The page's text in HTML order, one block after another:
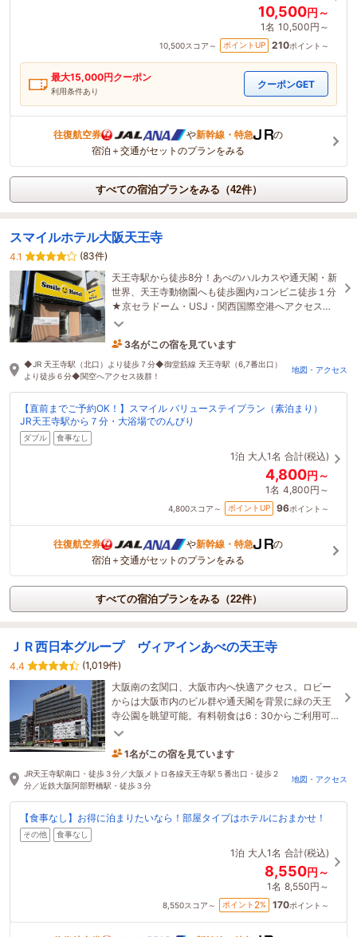
10,500円～
1名 10,500円～
10,500スコア～ ポイントUP 210ポイント～
最大15,000円クーポン
利用条件あり
クーポンGET
往復航空券 や新幹線・特急
の
宿泊＋交通がセットのプランをみる
すべての宿泊プランをみる（42件）
スマイルホテル大阪天王寺
4.1
(83件)
天王寺駅から徒歩8分！あべのハルカスや通天閣・新
世界、天王寺動物園へも徒歩圏内♪コンビニ徒歩１分
★京セラドーム・USJ・関西国際空港へアクセス抜
群！
3名がこの宿を見ています
たった今予約されました
◆JR 天王寺駅（北口）より徒歩７分◆御堂筋線 天王寺駅（6,7番出口）
より徒歩６分◆関空へアクセス抜群！
地図・アクセス
【直前までご予約OK！】スマイル バリューステイプラン（素泊まり）
JR天王寺駅から７分・大浴場でのんびり
ダブル 食事なし
1泊 大人1名 合計(税込)
4,800円～
1名 4,800円～
4,800スコア～ ポイントUP 96ポイント～
往復航空券 や新幹線・特急
の
宿泊＋交通がセットのプランをみる
すべての宿泊プランをみる（22件）
ＪＲ西日本グループ ヴィアインあべの天王寺
4.4
(1,019件)
大阪南の玄関口、大阪市内へ快適アクセス。ロビー
からは大阪市内のビル群や通天閣を背景に緑の天王
寺公園を眺望可能。有料朝食は6：30からご利用可
能。
1名がこの宿を見ています
たった今予約されました
JR天王寺駅南口・徒歩３分／大阪メトロ各線天王寺駅５番出口・徒歩２
分／近鉄大阪阿部野橋駅・徒歩３分
地図・アクセス
【食事なし】お得に泊まりたいなら！部屋タイプはホテルにおまかせ！
その他 食事なし
1泊 大人1名 合計(税込)
8,550円～
1名 8,550円～
8,550スコア～ ポイント 2% 170ポイント～